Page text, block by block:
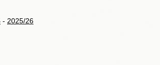
- 2025/26